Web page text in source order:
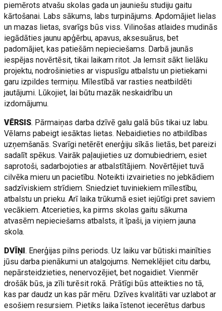
piemērots atvašu skolas gada un jauniešu studiju gaitu
kārtošanai. Labs sākums, labs turpinājums. Apdomājiet lielas
un mazas lietas, svarīgs būs viss. Vilinošas atlaides mudinās
iegādāties jaunu apģērbu, apavus, aksesuārus, bet
padomājiet, kas patiešām nepieciešams. Darbā jaunās
iespējas novērtēsit, tikai laikam ritot. Ja lemsit sākt lielāku
projektu, nodrošinieties ar vispusīgu atbalstu un pietiekami
garu izpildes termiņu. Mīlestībā var rasties neatbildēti
jautājumi. Lūkojiet, lai būtu mazāk neskaidrību un
izdomājumu.
VĒRSIS. Pārmaiņas darba dzīvē galu galā būs tikai uz labu.
Vēlams pabeigt iesāktas lietas. Nebaidieties no atbildības
uzņemšanās. Svarīgi netērēt enerģiju sīkās lietās, bet pareizi
sadalīt spēkus. Vairāk paļaujieties uz domubiedriem, esiet
saprotoši, sadarbojoties ar atbalstītājiem. Novērtējiet tuvā
cilvēka mieru un pacietību. Noteikti izvairieties no jebkādiem
sadzīviskiem strīdiem. Sniedziet tuviniekiem mīlestību,
atbalstu un prieku. Arī laika trūkumā esiet iejūtīgi pret saviem
vecākiem. Atcerieties, ka pirms skolas gaitu sākuma
atvasēm nepieciešams atbalsts, it īpaši, ja viņiem jauna
skola.
DVĪŅI. Enerģijas pilns periods. Uz laiku var būtiski mainīties
jūsu darba pienākumi un atalgojums. Nemeklējiet citu darbu,
nepārsteidzieties, nenervozējiet, bet nogaidiet. Vienmēr
drošāk būs, ja zīli turēsit rokā. Prātīgi būs atteikties no tā,
kas par daudz un kas pār mēru. Dzīves kvalitāti var uzlabot ar
esošiem resursiem. Pietiks laika īstenot iecerētus darbus